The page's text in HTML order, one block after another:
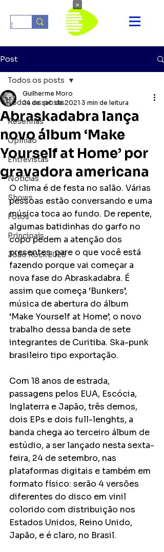
Post
Todos os posts
Resenhas
Opinião
Entrevistas
Notícias
Shows
Fotos
Principais
João Rock 2025
Todos os posts
Abraskadabra lança
novo álbum ‘Make
Yourself at Home’ por
gravadora americana
Guilherme Moro
24 de set. de 2021 3 min de leitura
O clima é de festa no salão. Várias
pessoas estão conversando e uma
música toca ao fundo. De repente,
algumas batidinhas do garfo no
copo pedem a atenção dos
presentes: pare o que você está
fazendo porque vai começar a
nova fase do Abraskadabra. É
assim que começa ‘Bunkers’,
música de abertura do álbum
‘Make Yourself at Home’, o novo
trabalho dessa banda de sete
integrantes de Curitiba. Ska-punk
brasileiro tipo exportação.
Com 18 anos de estrada,
passagens pelos EUA, Escócia,
Inglaterra e Japão, três demos,
dois EPs e dois full-lenghts, a
banda chega ao terceiro álbum de
estúdio, a ser lançado nesta sexta-
feira, 24 de setembro, nas
plataformas digitais e também em
formato físico: serão 4 versões
diferentes do disco em vinil
colorido com distribuição nos
Estados Unidos, Reino Unido,
Japão, e é claro, no Brasil.
×